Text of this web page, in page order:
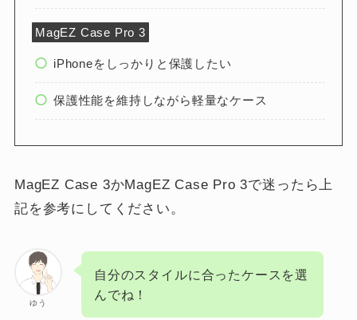
MagEZ Case Pro 3
iPhoneをしっかりと保護したい
保護性能を維持しながら軽量なケース
MagEZ Case 3かMagEZ Case Pro 3で迷ったら上
記を参考にしてください。
ゆう
自分のスタイルに合ったケースを選
んでね！